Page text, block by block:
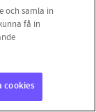
och samla in
få in
cookies